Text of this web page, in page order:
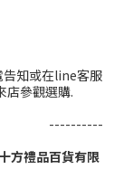
告知或在line客服
參觀選購.
----------
品百貨有限